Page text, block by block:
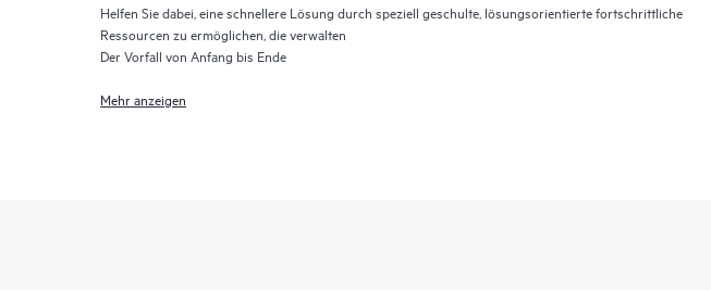
Helfen Sie dabei, eine schnellere Lösung durch speziell geschulte, lösungsorientierte fortschrittliche
Ressourcen zu ermöglichen, die verwalten
Der Vorfall von Anfang bis Ende
Mehr anzeigen